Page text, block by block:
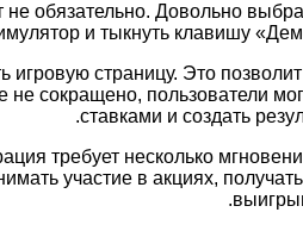
обязательно. Довольно
и тыкнуть клавишу
страницу. Это
сокращено, пользователи
ставками и создать
требует несколько
участие в акциях,